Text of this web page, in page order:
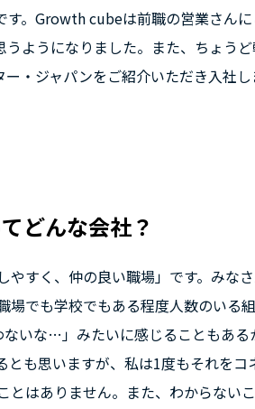
。Growth cubeは前職の営業さんに
ようになりました。また、ちょう
・ジャパンをご紹介いただき入社し
どんな会社？
やすく、仲の良い職場」です。みな
場でも学校でもある程度人数のいる
いな…」みたいに感じることもある
とも思いますが、私は1度もそれをコ
とはありません。また、わからない